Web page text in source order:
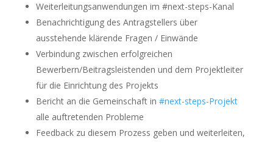
Weiterleitungsanwendungen im #next-steps-Kanal
Benachrichtigung des Antragstellers über
ausstehende klärende Fragen / Einwände
Verbindung zwischen erfolgreichen
Bewerbern/Beitragsleistenden und dem Projektleiter
für die Einrichtung des Projekts
Bericht an die Gemeinschaft in #next-steps-Projekt
alle auftretenden Probleme
Feedback zu diesem Prozess geben und weiterleiten,